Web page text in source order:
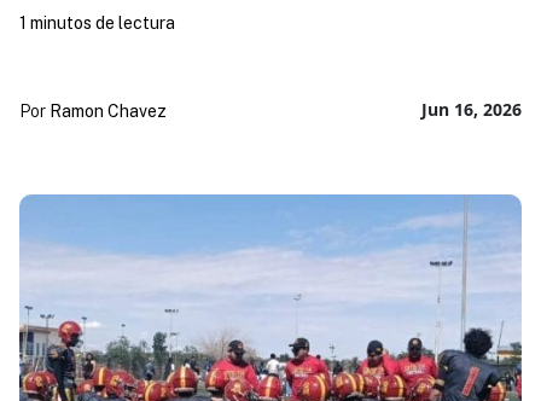
Jun 16, 2026
Por Ramon Chavez
1 minutos de lectura